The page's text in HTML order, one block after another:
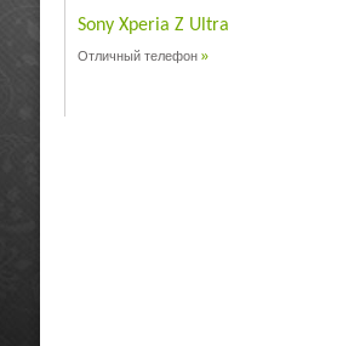
Sony Xperia Z Ultra
Отличный телефон »